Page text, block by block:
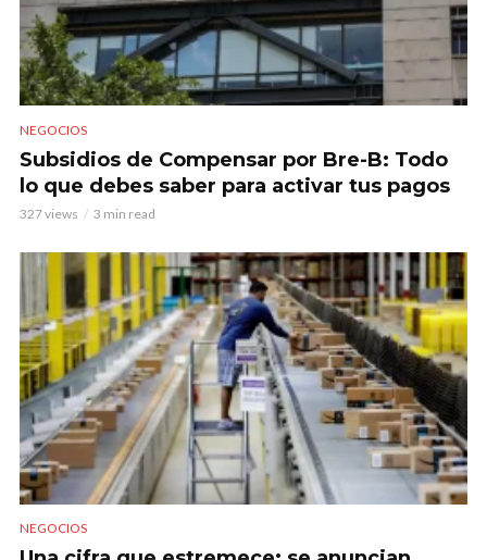
NEGOCIOS
Subsidios de Compensar por Bre-B: Todo
lo que debes saber para activar tus pagos
327 views 3 min read
NEGOCIOS